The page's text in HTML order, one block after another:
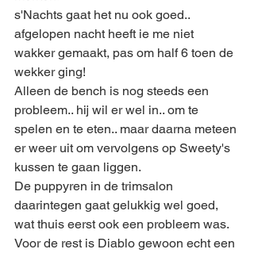
s'Nachts gaat het nu ook goed..
afgelopen nacht heeft ie me niet
wakker gemaakt, pas om half 6 toen de
wekker ging!
Alleen de bench is nog steeds een
probleem.. hij wil er wel in.. om te
spelen en te eten.. maar daarna meteen
er weer uit om vervolgens op Sweety's
kussen te gaan liggen.
De puppyren in de trimsalon
daarintegen gaat gelukkig wel goed,
wat thuis eerst ook een probleem was.
Voor de rest is Diablo gewoon echt een